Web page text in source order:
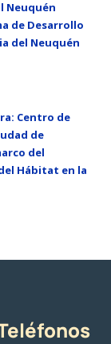
Neuquén
de Desarrollo
del Neuquén
Centro de
de
del
Hábitat en la